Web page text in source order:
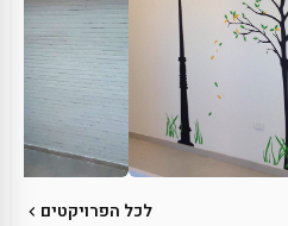
לכל הפרויקטים